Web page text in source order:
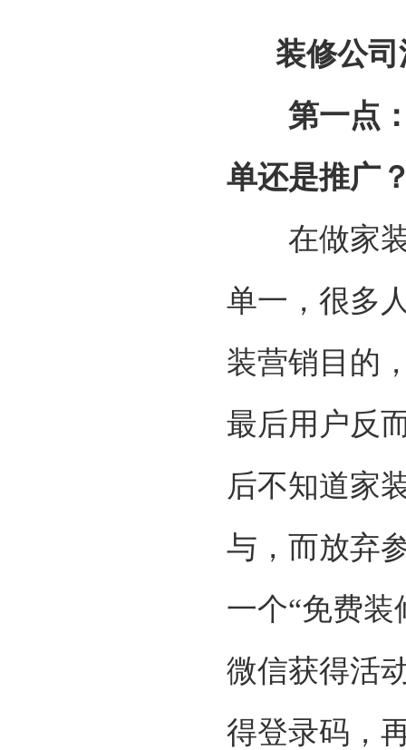
装修公
第一点
单还是推广
在做家装
单一，很多
装营销目的
最后用户反
后不知道家
与，而放弃
一个“免费装
微信获得活
得登录码，